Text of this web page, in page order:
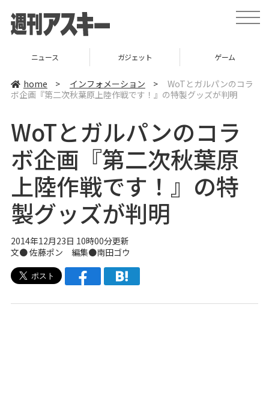
t
o
v
ニュース ガジェット ゲーム
home > インフォメーション >
WoTとガルパンのコラ
ボ企画『第二次秋葉原上陸作戦です！』の特製グッズが判明
WoTとガルパンのコラ
ボ企画『第二次秋葉原
上陸作戦です！』の特
製グッズが判明
2014年12月23日 10時00分更新
文● 佐藤ポン 編集●南田ゴウ